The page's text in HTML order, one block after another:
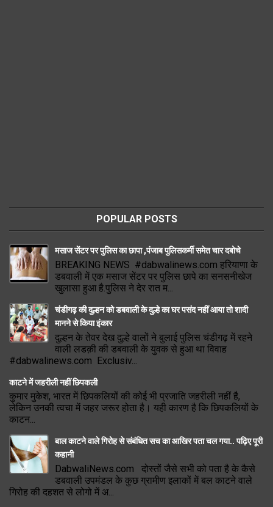
POPULAR POSTS
मसाज सेंटर पर पुलिस का छापा ,पंजाब पुलिसकर्मी समेत चार दबोचे
BREAKING NEWS #dabwalinews.com हरियाणा के
डबवाली में एक मसाज सेंटर पर पुलिस छापे का सनसनीखेज
खुलासा हुआ है.पुलिस ने देर रात म...
चंडीगढ़ की दुल्हन को डबवाली के दुल्हे का घर पसंद नहीं आया तो शादी
मानने से किया इंकार
दुल्हन के तेवर देख दुल्हे वालों ने बुलाई पुलिस चंडीगढ़ में रहने
वाली लडक़ी की डबवाली के युवक से हुआ था विवाह
#dabwalinews.com Exclusiv...
काटने में जहरीली नहीं छिपकली
कुमार मुकेश, भारत में छिपकलियों की कोई भी प्रजाति जहरीली नहीं है,
लेकिन उनकी त्वचा में जहर जरूर होता है। यही कारण है कि छिपकलियों के
काटन...
बाल काटने वाले गिरोह से संबंधित सच का आखिर पता चल गया.. पढ़िए पूरी
कहानी
DabwaliNews.com दोस्तों जैसे सभी को पता है के कैसे
डबवाली उपमंडल के कुछ ग्रामीण इलाकों में बल काटने वाले
गिरोह की दहशत से लोगो में अ...